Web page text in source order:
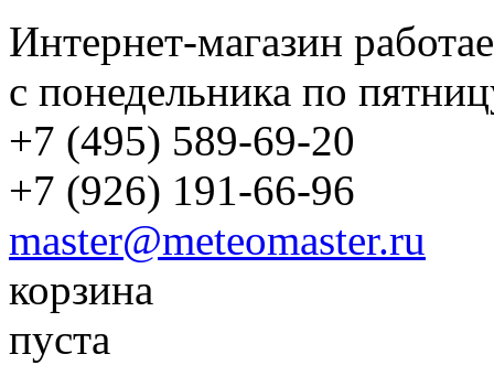
Интернет-магазин
с понедельника по
+7 (495) 589-69-20
+7 (926) 191-66-96
master@meteomaster.ru
корзина
пуста